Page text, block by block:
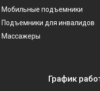
Мобильные подъемники
Подъемники для инвалидов
Массажеры
График